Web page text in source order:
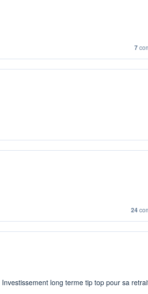
7
24
long terme tip top pour sa